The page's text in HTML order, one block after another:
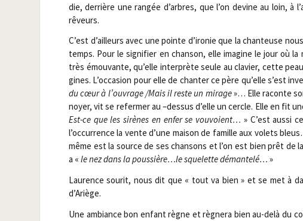
die, der­rière une ran­gée d’arbres, que l’on devine au loin,
rêveurs.
C’est d’ailleurs avec une pointe d’ironie que la chan­teuse
temps. Pour le signi­fier en chan­son, elle ima­gine le jour où
très émou­vante, qu’elle inter­prète seule au cla­vier, cette
gines. L’occasion pour elle de chan­ter ce père qu’elle s’est
du cœur à l’ouvrage /​Mais il reste un mirage»… Elle raconte
noyer, vit se refer­mer au –des­sus d’elle un cercle. Elle en fit
Est-ce que les sirènes en enfer se vou­voient… » C’est aus­si
l’occurrence la vente d’une mai­son de famille aux volets
même est la source de ses chan­sons et l’on est bien prêt de
a « le nez dans la poussière…le sque­lette déman­te­lé… »
Lau­rence sou­rit, nous dit que « tout va bien » et se met à
d’Ariège.
Une ambiance bon enfant règne et règne­ra bien au-delà du